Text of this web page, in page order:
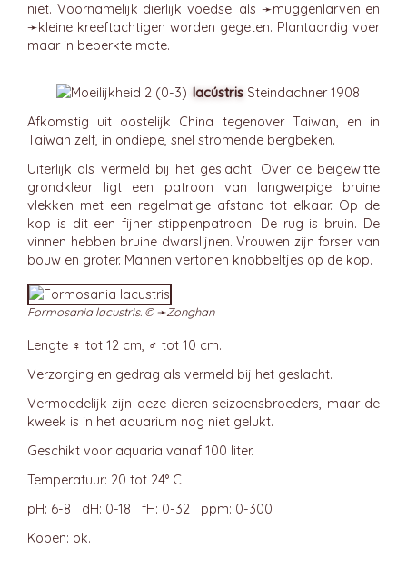
niet. Voornamelijk dierlijk voedsel als ➛muggenlarven en
➛kleine kreeftachtigen worden gegeten. Plantaardig voer
maar in beperkte mate.
lacústris Steindachner 1908
Afkomstig uit oostelijk China tegenover Taiwan, en in
Taiwan zelf, in ondiepe, snel stromende bergbeken.
Uiterlijk als vermeld bij het geslacht. Over de beigewitte
grondkleur ligt een patroon van langwerpige bruine
vlekken met een regelmatige afstand tot elkaar. Op de
kop is dit een fijner stippenpatroon. De rug is bruin. De
vinnen hebben bruine dwarslijnen. Vrouwen zijn forser van
bouw en groter. Mannen vertonen knobbeltjes op de kop.
Formosania lacustris. © ➛Zonghan
Lengte ♀ tot 12 cm, ♂ tot 10 cm.
Verzorging en gedrag als vermeld bij het geslacht.
Vermoedelijk zijn deze dieren seizoensbroeders, maar de
kweek is in het aquarium nog niet gelukt.
Geschikt voor aquaria vanaf 100 liter.
Temperatuur: 20 tot 24° C
pH: 6-8 dH: 0-18 fH: 0-32 ppm: 0-300
Kopen: ok.